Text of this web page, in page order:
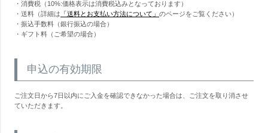
・消費税（10%:価格表示は消費税込みとなっております）
・送料（詳細は 「送料とお支払い方法について」 のページをご覧ください）
・振込手数料（銀行振込の場合）
・ギフト料（ご希望の場合）
申込の有効期限
ご注文日から7日以内にご入金を確認できなかった場合は、ご注文を取り消させ
ていただきます。